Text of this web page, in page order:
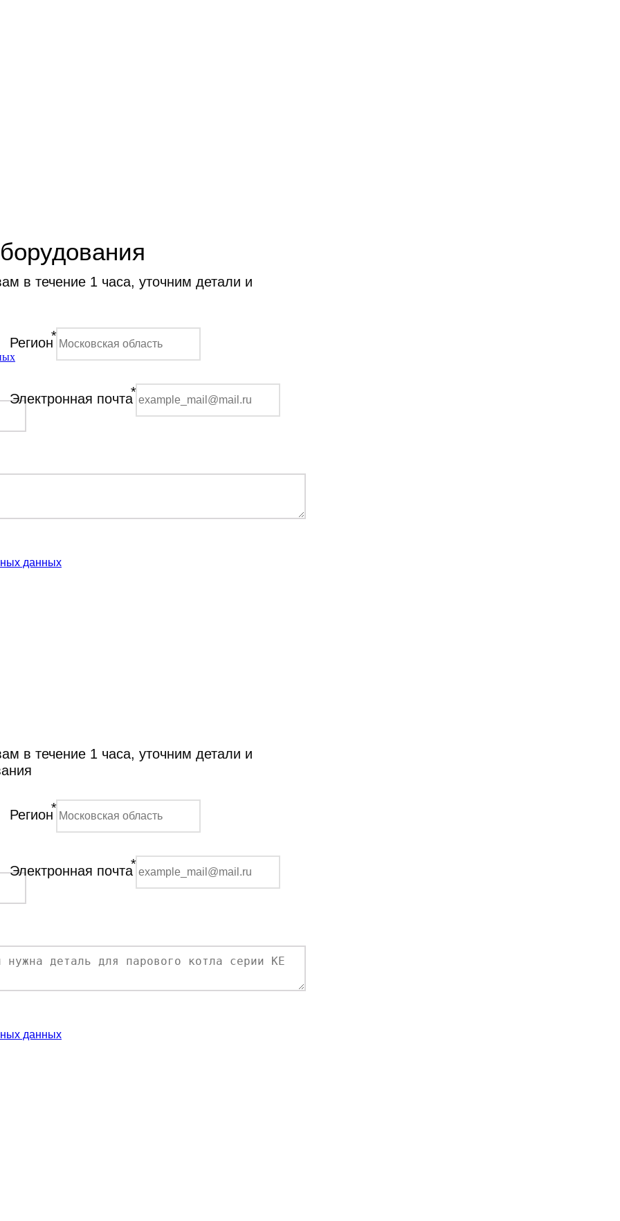
в течение 1 часа, уточним детали и
Регион*
Электронная почта*
данных
в течение 1 часа, уточним детали и
Регион*
Электронная почта*
данных